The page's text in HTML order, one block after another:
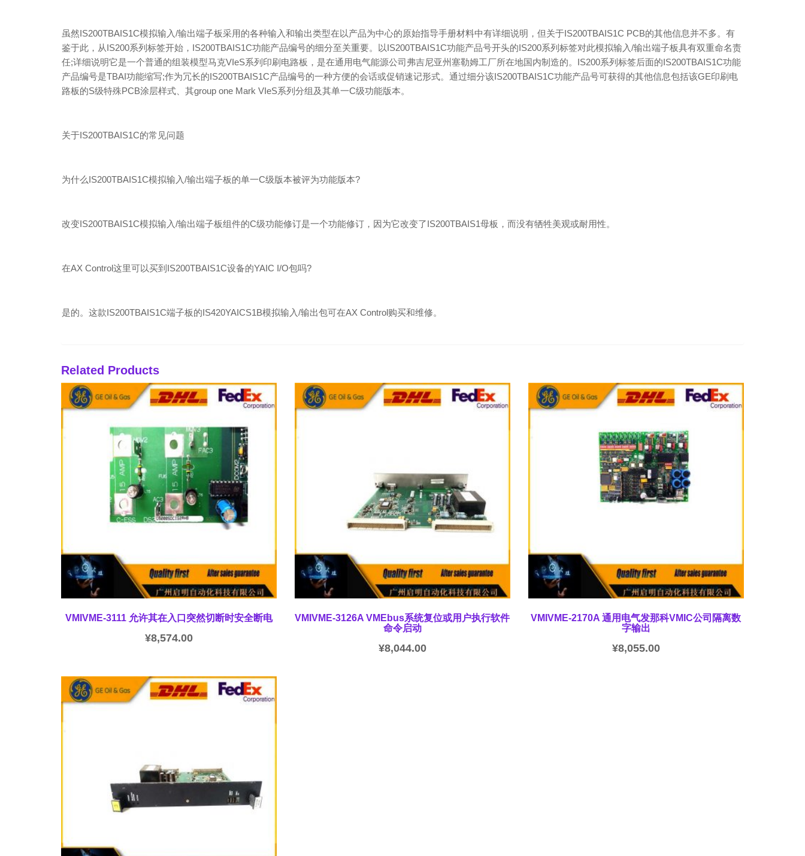
虽然IS200TBAIS1C模拟输入/输出端子板采用的各种输入和输出类型在以产品为中心的原始指导手册材料中有详细说明，但关于IS200TBAIS1C PCB的其他信息并不多。有
鉴于此，从IS200系列标签开始，IS200TBAIS1C功能产品编号的细分至关重要。以IS200TBAIS1C功能产品号开头的IS200系列标签对此模拟输入/输出端子板具有双重命名责
任;详细说明它是一个普通的组装模型马克VIeS系列印刷电路板，是在通用电气能源公司弗吉尼亚州塞勒姆工厂所在地国内制造的。IS200系列标签后面的IS200TBAIS1C功能
产品编号是TBAI功能缩写;作为冗长的IS200TBAIS1C产品编号的一种方便的会话或促销速记形式。通过细分该IS200TBAIS1C功能产品号可获得的其他信息包括该GE印刷电
路板的S级特殊PCB涂层样式、其group one Mark VIeS系列分组及其单一C级功能版本。
关于IS200TBAIS1C的常见问题
为什么IS200TBAIS1C模拟输入/输出端子板的单一C级版本被评为功能版本?
改变IS200TBAIS1C模拟输入/输出端子板组件的C级功能修订是一个功能修订，因为它改变了IS200TBAIS1母板，而没有牺牲美观或耐用性。
在AX Control这里可以买到IS200TBAIS1C设备的YAIC I/O包吗?
是的。这款IS200TBAIS1C端子板的IS420YAICS1B模拟输入/输出包可在AX Control购买和维修。
Related Products
VMIVME-3111 允许其在入口突然切断时安全断电
¥8,574.00
VMIVME-3126A VMEbus系统复位或用户执行软件
命令启动
¥8,044.00
VMIVME-2170A 通用电气发那科VMIC公司隔离数
字输出
¥8,055.00